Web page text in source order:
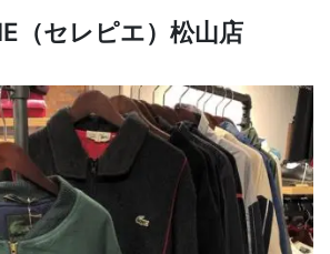
（セレピエ）松山店